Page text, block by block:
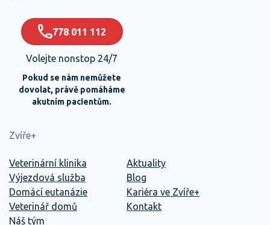
778 011 112
Volejte nonstop 24/7
Pokud se nám nemůžete
dovolat, právě pomáháme
akutním pacientům.
Zvíře+
Veterinární klinika
Výjezdová služba
Domácí eutanázie
Veterinář domů
Náš tým
Aktuality
Blog
Kariéra ve Zvíře+
Kontakt